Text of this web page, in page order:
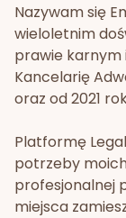
Nazywam się
wieloletnim
prawie karnym
Kancelarię
oraz od 2021
Platformę
potrzeby
profesjonalnej
miejsca